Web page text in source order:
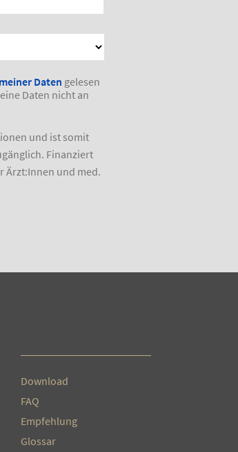
Daten gelesen
Daten nicht an
und ist somit
Finanziert
Ärzt:Innen und med.
Download
FAQ
Empfehlung
Glossar